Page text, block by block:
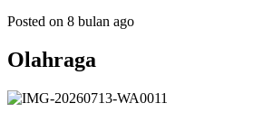
Posted on 8 bulan ago
Olahraga